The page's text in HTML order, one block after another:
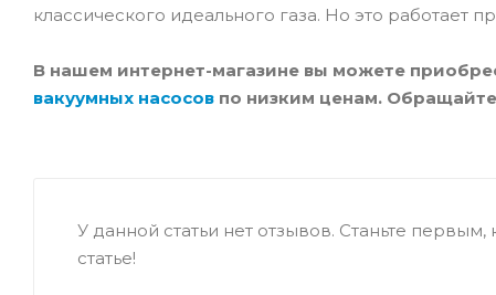
классического идеального газа. Но это работает
В нашем интернет-магазине вы можете
вакуумных насосов по низким ценам.
У данной статьи нет отзывов. Станьте первым,
статье!